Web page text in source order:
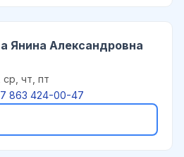
Янина Александровна
чт, пт
863 424-00-47